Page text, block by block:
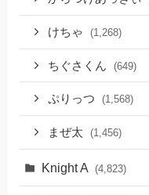
けちゃ (1,268)
ちぐさくん (649)
ぷりっつ (1,568)
まぜ太 (1,456)
Knight A (4,823)